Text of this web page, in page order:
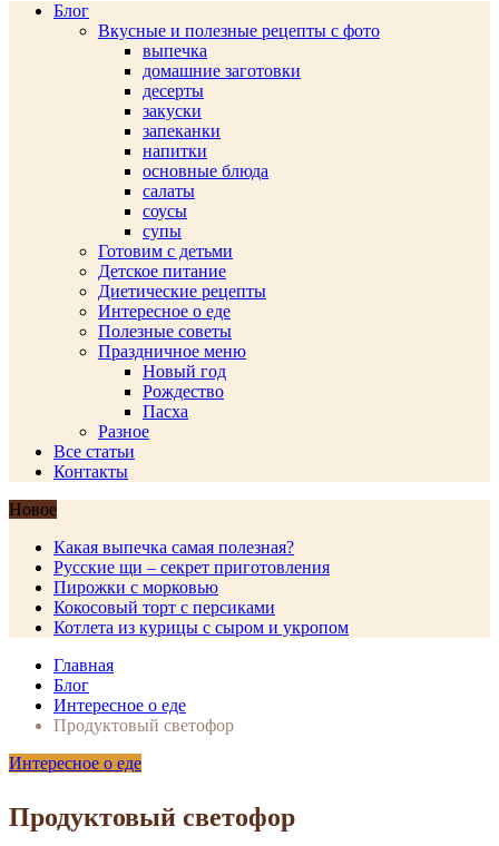
Блог
Вкусные и полезные рецепты с фото
выпечка
домашние заготовки
десерты
закуски
запеканки
напитки
основные блюда
салаты
соусы
супы
Готовим с детьми
Детское питание
Диетические рецепты
Интересное о еде
Полезные советы
Праздничное меню
Новый год
Рождество
Пасха
Разное
Все статьи
Контакты
Новое
Какая выпечка самая полезная?
Русские щи – секрет приготовления
Пирожки с морковью
Кокосовый торт с персиками
Котлета из курицы с сыром и укропом
Главная
Блог
Интересное о еде
Продуктовый светофор
Интересное о еде
Продуктовый светофор